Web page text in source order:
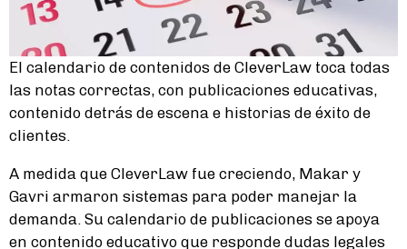
El calendario de contenidos de CleverLaw toca todas
las notas correctas, con publicaciones educativas,
contenido detrás de escena e historias de éxito de
clientes.
A medida que CleverLaw fue creciendo, Makar y
Gavri armaron sistemas para poder manejar la
demanda. Su calendario de publicaciones se apoya
en contenido educativo que responde dudas legales